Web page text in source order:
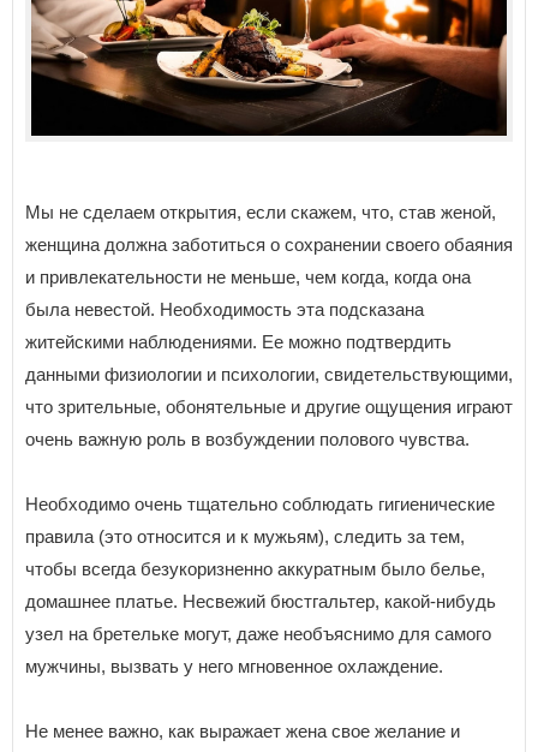
Мы не сделаем открытия, если скажем, что, став женой,
женщина должна заботиться о сохранении своего обаяния
и привлекательности не меньше, чем когда, когда она
была невестой. Необходимость эта подсказана
житейскими наблюдениями. Ее можно подтвердить
данными физиологии и психологии, свидетельствующими,
что зрительные, обонятельные и другие ощущения играют
очень важную роль в возбуждении полового чувства.
Необходимо очень тщательно соблюдать гигиенические
правила (это относится и к мужьям), следить за тем,
чтобы всегда безукоризненно аккуратным было белье,
домашнее платье. Несвежий бюстгальтер, какой-нибудь
узел на бретельке могут, даже необъяснимо для самого
мужчины, вызвать у него мгновенное охлаждение.
Не менее важно, как выражает жена свое желание и